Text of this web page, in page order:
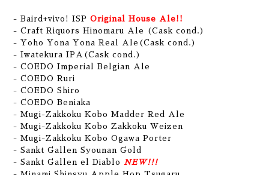
- Baird+vivo! ISP Original House Ale!!
- Craft Riquors Hinomaru Ale (Cask cond.)
- Yoho Yona Yona Real Ale(Cask cond.)
- Iwatekura IPA(Cask cond.)
- COEDO Imperial Belgian Ale
- COEDO Ruri
- COEDO Shiro
- COEDO Beniaka
- Mugi-Zakkoku Kobo Madder Red Ale
- Mugi-Zakkoku Kobo Zakkoku Weizen
- Mugi-Zakkoku Kobo Ogawa Porter
- Sankt Gallen Syounan Gold
- Sankt Gallen el Diablo
NEW!!!